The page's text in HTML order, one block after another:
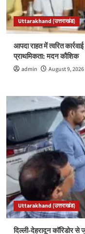
Uttarakhand (उत्तराखंड)
आपदा राहत में त्वरित
प्राथमिकता: मदन कौशिक
admin August 9, 2026
Uttarakhand (उत्तराखंड)
दिल्ली-देहरादून कॉरिडोर से